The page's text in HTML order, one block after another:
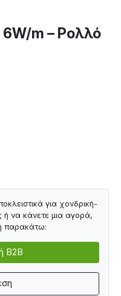
6W/m – Ρολλό
για χονδρική-
ή να κάνετε μια αγορά,
παρακάτω:
B2B